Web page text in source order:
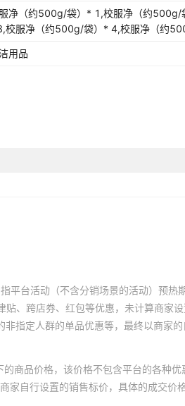
净（约500g/袋）* 1,校服净（约500g/
校服净（约500g/袋）* 4,校服净（约
用品
指平台活动（不含分销场景的活动）预
贴、跨店券、红包等优惠，未计算商家
指定人群的单品优惠等，最终以商家
商品价格，该价格不包含平台的各种
家自行设置的销售标价，具体的成交价